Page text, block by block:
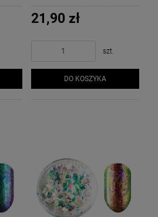
hybrydowego MOLLON
21,90 zł
szt.
DO KOSZYKA